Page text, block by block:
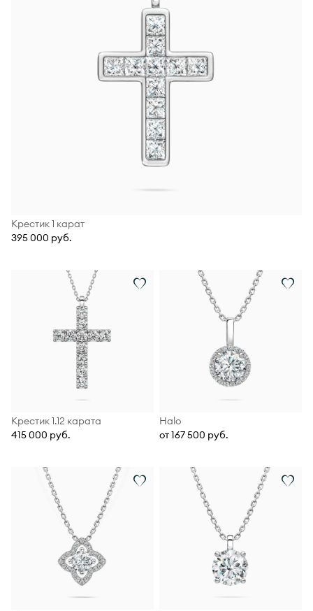
Крестик 1 карат
395 000 руб.
Крестик 1.12 карата
415 000 руб.
Halo
от 167 500 руб.